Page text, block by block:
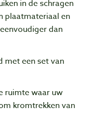
in de schragen
plaatmateriaal en
dan
met een set van
ruimte waar uw
kromtrekken van